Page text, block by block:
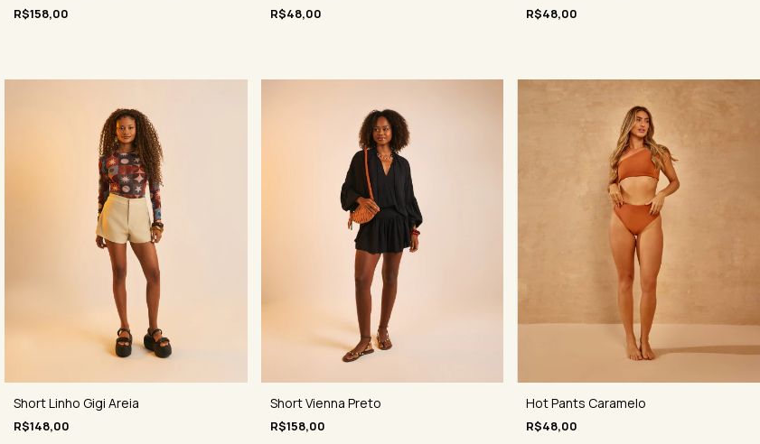
R$158,00 R$48,00 R$48,00
Short Linho Gigi Areia
R$148,00
Short Vienna Preto
R$158,00
Hot Pants Caramelo
R$48,00